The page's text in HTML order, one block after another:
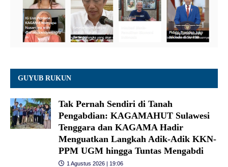
GUYUB RUKUN
Tak Pernah Sendiri di Tanah
Pengabdian: KAGAMAHUT Sulawesi
Tenggara dan KAGAMA Hadir
Menguatkan Langkah Adik-Adik KKN-
PPM UGM hingga Tuntas Mengabdi
1 Agustus 2026 | 19:06